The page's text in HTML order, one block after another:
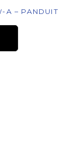
A – PANDUIT